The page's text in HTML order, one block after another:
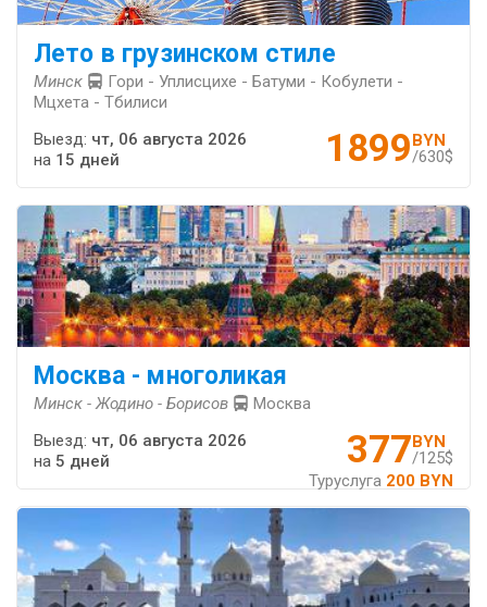
Лето в грузинском стиле
Минск
Гори - Уплисцихе - Батуми - Кобулети -
Мцхета - Тбилиси
1899BYN
/630$
Выезд: чт, 06 августа 2026
на 15 дней
Москва - многоликая
Минск - Жодино - Борисов Москва
377BYN
/125$
Туруслуга 200 BYN
Выезд: чт, 06 августа 2026
на 5 дней